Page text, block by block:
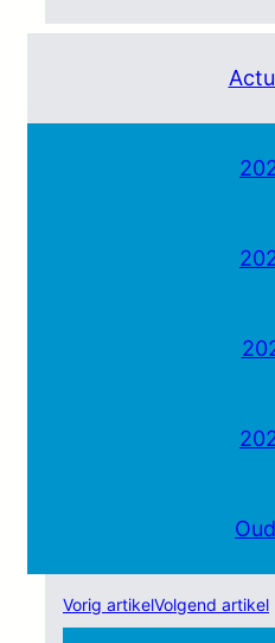
Vorig artikelVolgend artikel